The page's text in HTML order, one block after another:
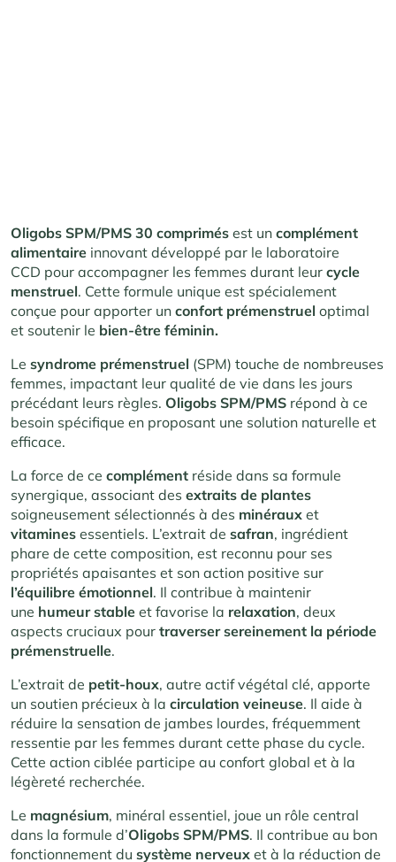
Oligobs SPM/PMS 30 comprimés est un complément
alimentaire innovant développé par le laboratoire
CCD pour accompagner les femmes durant leur cycle
menstruel. Cette formule unique est spécialement
conçue pour apporter un confort prémenstruel optimal
et soutenir le bien-être féminin.
Le syndrome prémenstruel (SPM) touche de nombreuses
femmes, impactant leur qualité de vie dans les jours
précédant leurs règles. Oligobs SPM/PMS répond à ce
besoin spécifique en proposant une solution naturelle et
efficace.
La force de ce complément réside dans sa formule
synergique, associant des extraits de plantes
soigneusement sélectionnés à des minéraux et
vitamines essentiels. L’extrait de safran, ingrédient
phare de cette composition, est reconnu pour ses
propriétés apaisantes et son action positive sur
l’équilibre émotionnel. Il contribue à maintenir
une humeur stable et favorise la relaxation, deux
aspects cruciaux pour traverser sereinement la période
prémenstruelle.
L’extrait de petit-houx, autre actif végétal clé, apporte
un soutien précieux à la circulation veineuse. Il aide à
réduire la sensation de jambes lourdes, fréquemment
ressentie par les femmes durant cette phase du cycle.
Cette action ciblée participe au confort global et à la
légèreté recherchée.
Le magnésium, minéral essentiel, joue un rôle central
dans la formule d’Oligobs SPM/PMS. Il contribue au bon
fonctionnement du système nerveux et à la réduction de